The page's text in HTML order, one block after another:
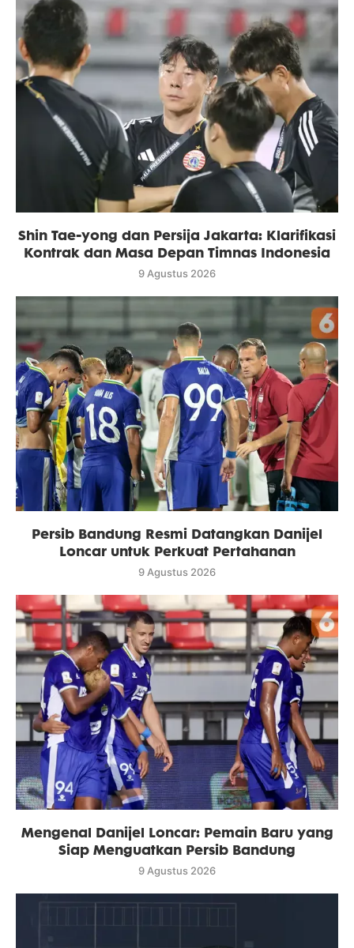
Shin Tae-yong dan Persija Jakarta: Klarifikasi
Kontrak dan Masa Depan Timnas Indonesia
9 Agustus 2026
Persib Bandung Resmi Datangkan Danijel
Loncar untuk Perkuat Pertahanan
9 Agustus 2026
Mengenal Danijel Loncar: Pemain Baru yang
Siap Menguatkan Persib Bandung
9 Agustus 2026